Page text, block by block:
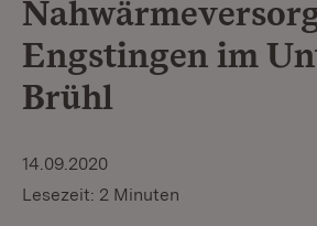
Engstingen im
Brühl
14.09.2020
Lesezeit: 2 Minuten